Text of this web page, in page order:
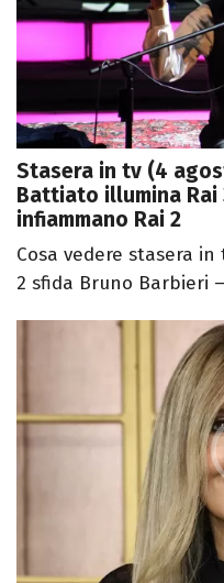
Stasera in tv (4
Battiato illumina Rai
infiammano Rai 2
Cosa vedere stasera in
2 sfida Bruno Barbieri